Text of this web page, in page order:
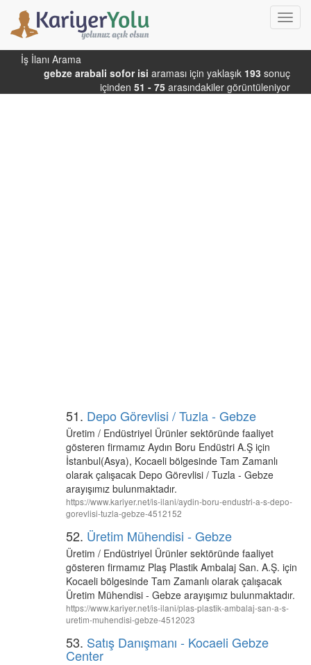
İş İlanı Arama
gebze arabali sofor isi araması için yaklaşık 193 sonuç
içinden 51 - 75 arasındakiler görüntüleniyor
51. Depo Görevlisi / Tuzla - Gebze
Üretim / Endüstriyel Ürünler sektöründe faaliyet
gösteren firmamız Aydın Boru Endüstri A.Ş için
İstanbul(Asya), Kocaeli bölgesinde Tam Zamanlı
olarak çalışacak Depo Görevlisi / Tuzla - Gebze
arayışımız bulunmaktadır.
https://www.kariyer.net/is-ilani/aydin-boru-endustri-a-s-depo-
gorevlisi-tuzla-gebze-4512152
52. Üretim Mühendisi - Gebze
Üretim / Endüstriyel Ürünler sektöründe faaliyet
gösteren firmamız Plaş Plastik Ambalaj San. A.Ş. için
Kocaeli bölgesinde Tam Zamanlı olarak çalışacak
Üretim Mühendisi - Gebze arayışımız bulunmaktadır.
https://www.kariyer.net/is-ilani/plas-plastik-ambalaj-san-a-s-
uretim-muhendisi-gebze-4512023
53. Satış Danışmanı - Kocaeli Gebze
Center